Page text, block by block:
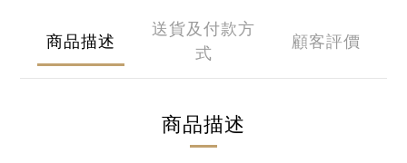
商品描述
送貨及付款方
式
顧客評價
商品描述